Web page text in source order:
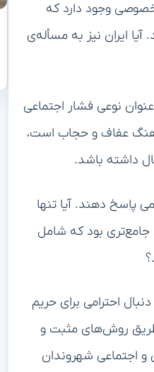
خصوصی وجود دارد که
ایران نیز به مسأله‌ی
نوعی فشار اجتماعی
عفاف و حجاب است،
داشته باشد.
پاسخ دهند. آیا تنها
جامع‌تری بود که شامل
احترامی برای حریم
طریق روش‌های مثبت و
و اجتماعی شهروندان